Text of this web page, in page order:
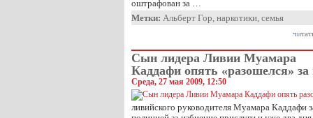
оштрафован за …
Метки: Альберт Гор, наркотики, семья
Сын лидера Ливии Муамара
Каддафи опять «разошелся» за
Среда, 27 мая 2009, 12:50
ливийского руководителя Муамара Каддафи